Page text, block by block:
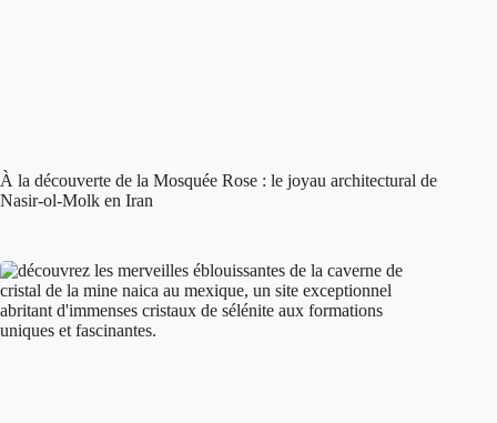
À la découverte de la Mosquée Rose : le joyau architectural de
Nasir-ol-Molk en Iran